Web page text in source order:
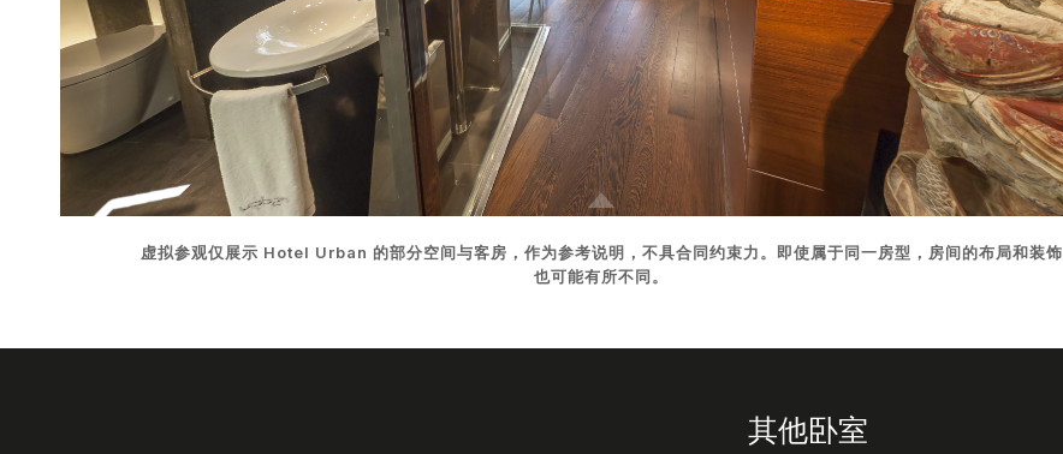
虚拟参观仅展示 Hotel Urban 的部分空间与客房，作为参考说明，不具合同约束力。即使属于同一房型，房间的布局和装饰
也可能有所不同。
其他卧室